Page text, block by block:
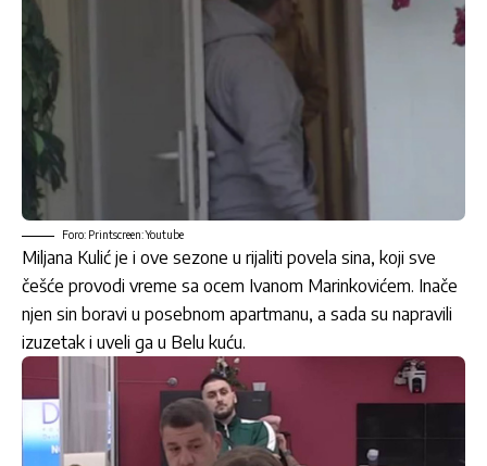
Foro: Printscreen: Youtube
Miljana Kulić je i ove sezone u rijaliti povela sina, koji sve
češće provodi vreme sa ocem Ivanom Marinkovićem. Inače
njen sin boravi u posebnom apartmanu, a sada su napravili
izuzetak i uveli ga u Belu kuću.